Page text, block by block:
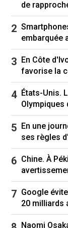
03/02/25.
Abidjan, le 03/
de
embarquée
En Côte
favorise la
États-Unis.
Olympiques
En une
ses règles
Chine. À
Google
20 milliards
Naomi